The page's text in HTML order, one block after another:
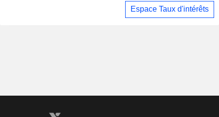
Espace Taux d'intérêts